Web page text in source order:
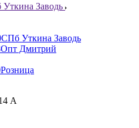
Заводь
СПб Уткина Заводь
Опт Дмитрий
Розница
А